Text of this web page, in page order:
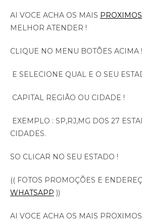
AI VOCE ACHA OS MAIS PROXIMOS
MELHOR ATENDER !
CLIQUE NO MENU BOTÕES ACIMA !
E SELECIONE QUAL E O SEU
CAPITAL REGIÃO OU CIDADE !
EXEMPLO : SP,RJ,MG DOS 27
CIDADES.
SO CLICAR NO SEU ESTADO !
(( FOTOS PROMOÇÕES E
WHATSAPP ))
AI VOCE ACHA OS MAIS